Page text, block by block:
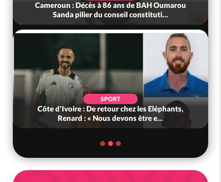
Cameroun : Décès à 86 ans de BAH Oumarou
Sanda pilier du conseil constituti...
SPORT
Côte d'Ivoire : De retour chez les Eléphants,
Renard : « Nous devons être e...